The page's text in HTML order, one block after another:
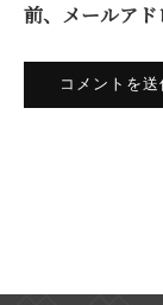
前、メールアド